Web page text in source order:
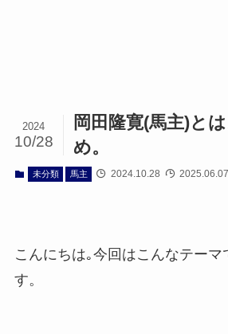
岡田隆寛(馬主)と
め。
2024
10/28
未分類 馬主 2024.10.28 2025.06.07
こんにちは｡今回はこんなテーマ
す。